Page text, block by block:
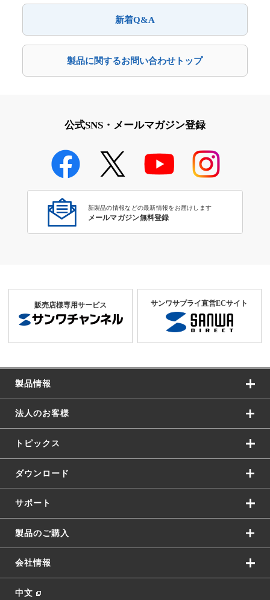
新着Q&A
製品に関するお問い合わせトップ
公式SNS・メールマガジン登録
新製品の情報などの最新情報をお届けします
メールマガジン無料登録
販売店様専用サービス サンワサプライ直営ECサイト
製品情報
法人のお客様
トピックス
ダウンロード
サポート
製品のご購入
会社情報
中文